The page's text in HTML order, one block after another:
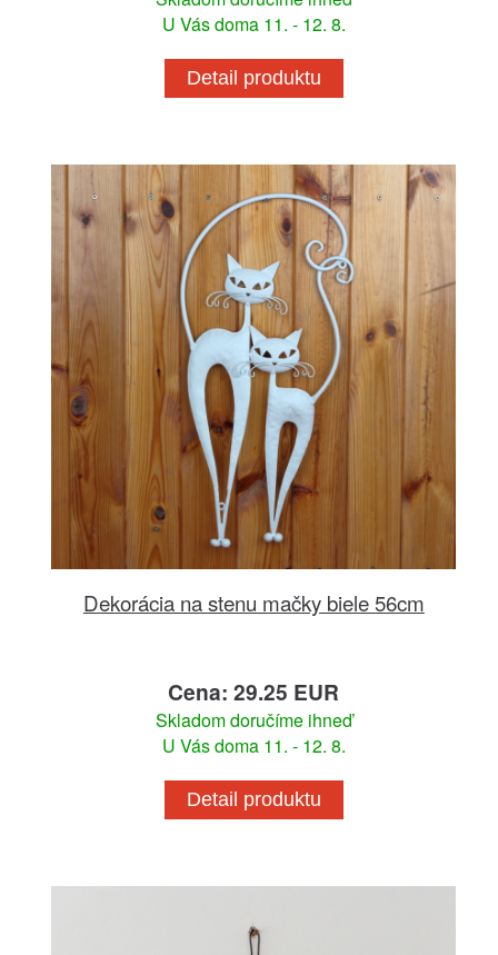
U Vás doma 11. - 12. 8.
Detail produktu
Dekorácia na stenu mačky biele 56cm
Cena: 29.25 EUR
Skladom doručíme ihneď
U Vás doma 11. - 12. 8.
Detail produktu